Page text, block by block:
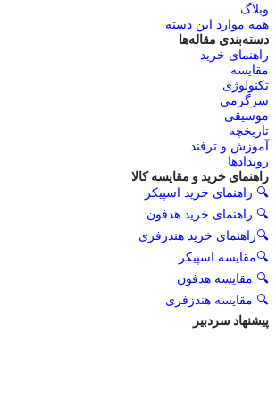
وبلاگ
همه موارد این دسته
دسته‌بندی مقاله‌ها
راهنمای خرید
مقایسه
تکنولوژی
سرگرمی
موسیقی
تاریخچه
آموزش و ترفند
رویدادها
راهنمای خرید و مقایسه کالا
🔍 راهنمای خرید اسپیکر
🔍 راهنمای خرید هدفون
🔍راهنمای خرید هندزفری
🔍مقایسه اسپیکر
🔍 مقایسه هدفون
🔍 مقایسه هندزفری
پیشنهاد سردبیر